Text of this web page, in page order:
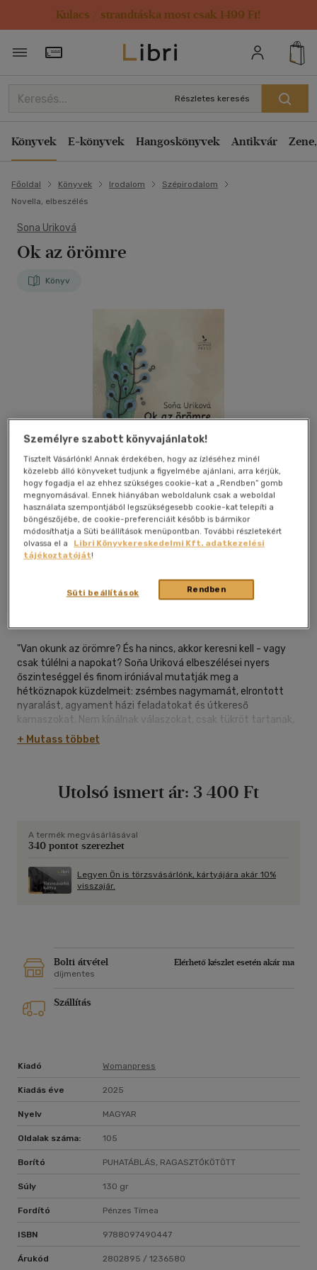
Kulacs / strandtáska most csak 1499 Ft!
Törzsvásárlói Kártya adatai
Részletes keresés
Könyvek E-könyvek Hangoskönyvek Antikvár
Főoldal Könyvek Irodalom
Szépirodalom
Novella, elbeszélés
Sona Uriková
Ok az örömre
Könyv
Kívánságlistához adom
magyar nyelvű|puhatáblás,
"Van okunk az örömre? És ha nincs, akkor keresni kell - vagy
csak túlélni a napokat? Soňa Uriková elbeszélései nyers
őszinteséggel és finom iróniával mutatják meg a
hétköznapok küzdelmeit: zsémbes nagymamát, elrontott
nyaralást, agyament házi feladatokat és útkereső
kamaszokat. Nem kínálnak válaszokat, csak tükröt tartanak,
könyörtelenül pontosan megmutatva, milyen apróságok
képesek reményt adni, vagy épp végleg elvenni a kedvünket.
dührohamot kapott, mert Kevinnek, a padtársának már egész
filterekkel és szuperhősmatricákkal. Próbáltam elmagyarázni
Mišónak, hogy ezzel nem ér el semmit, kap csigát, ha szót
naplóba anélkül is ügyesen elkészítheti a feladatot, hogy
tartana otthon csigát.""
+ Mutass többet
Utolsó ismert ár: 3 400 Ft
A termék megvásárlásával
340 pontot szerezhet
Legyen Ön is törzsvásárlónk, kártyájára akár 10%
visszajár.
Bolti átvétel
Elérhető készlet esetén akár ma
díjmentes
Szállítás
Kiadó Womanpress
Kiadás éve 2025
Nyelv MAGYAR
Oldalak száma: 105
Borító PUHATÁBLÁS, RAGASZTÓKÖTÖTT
Súly 130 gr
Fordító Pénzes Tímea
ISBN 9788097490447
Árukód 2802895 / 1236580
Személyre szabott könyvajánlatok!
Tisztelt Vásárlónk! Annak érdekében, hogy az ízléséhez minél
közelebb álló könyveket tudjunk a figyelmébe ajánlani, arra kérjük,
hogy fogadja el az ehhez szükséges cookie-kat a „Rendben” gomb
megnyomásával. Ennek hiányában weboldalunk csak a weboldal
használata szempontjából legszükségesebb cookie-kat telepíti a
böngészőjébe, de cookie-preferenciáit később is bármikor
módosíthatja a Süti beállítások menüpontban. További részletekért
olvassa el a
Libri Könyvkereskedelmi Kft. adatkezelési
tájékoztatóját!
Rendben
Süti beállítások